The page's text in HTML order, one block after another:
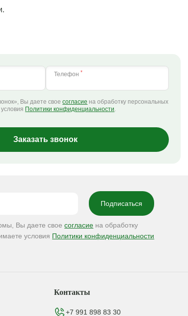
Телефон *
Вы даете своесогласие на обработку персональных
Политики конфиденциальности.
Заказать звонок
Вы даете своесогласие на обработку
условия Политики конфиденциальности
Контакты
+7 991 898 83 30